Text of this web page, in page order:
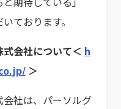
ております。
会社について＜ h
＞
社は、パーソルグ